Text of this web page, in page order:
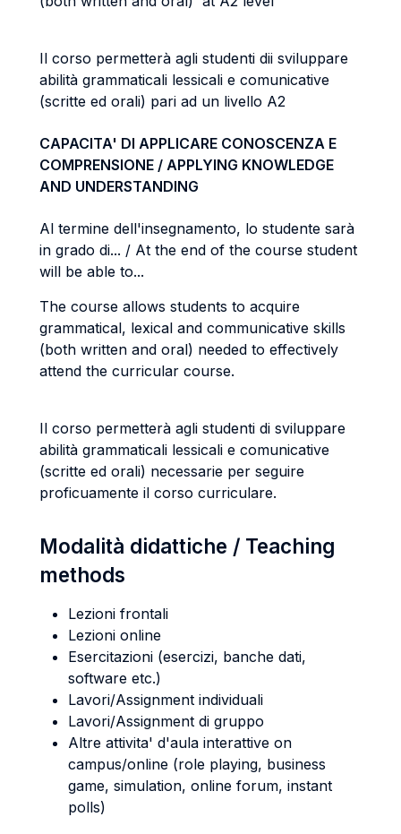
Il corso permetterà agli studenti dii sviluppare
abilità grammaticali lessicali e comunicative
(scritte ed orali) pari ad un livello A2
CAPACITA' DI APPLICARE CONOSCENZA E
COMPRENSIONE / APPLYING KNOWLEDGE
AND UNDERSTANDING
Al termine dell'insegnamento, lo studente sarà
in grado di... / At the end of the course student
will be able to...
The course allows students to acquire
grammatical, lexical and communicative skills
(both written and oral) needed to effectively
attend the curricular course.
Il corso permetterà agli studenti di sviluppare
abilità grammaticali lessicali e comunicative
(scritte ed orali) necessarie per seguire
proficuamente il corso curriculare.
Modalità didattiche / Teaching
methods
Lezioni frontali
Lezioni online
Esercitazioni (esercizi, banche dati,
software etc.)
Lavori/Assignment individuali
Lavori/Assignment di gruppo
Altre attivita' d'aula interattive on
campus/online (role playing, business
game, simulation, online forum, instant
polls)